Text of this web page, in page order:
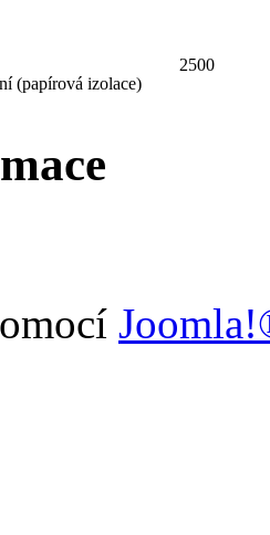
(papírová izolace)
2500